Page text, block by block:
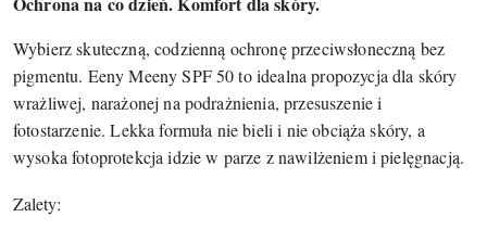
Wybierz skuteczną, codzienną ochronę przeciwsłoneczną bez
pigmentu. Eeny Meeny SPF 50 to idealna propozycja dla skóry
wrażliwej, narażonej na podrażnienia, przesuszenie i
fotostarzenie. Lekka formuła nie bieli i nie obciąża skóry, a
wysoka fotoprotekcja idzie w parze z nawilżeniem i pielęgnacją.
Zalety: